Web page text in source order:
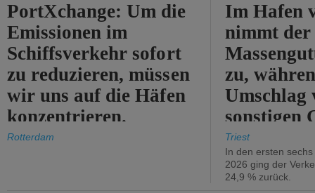
PortXchange: Um die
Emissionen im
Schiffsverkehr sofort
zu reduzieren, müssen
wir uns auf die Häfen
konzentrieren.
Rotterdam
Im Hafen
nimmt der
zu,
Umschlag
sonstigen
abnimmt.
Triest
In den ersten
2026 ging der
24,9 % zurück.